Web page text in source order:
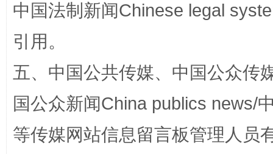
中国法制新闻Chinese legal
引用。
五、中国公共传媒、中国公众传
国公众新闻China publics news/
等传媒网站信息留言板管理人员